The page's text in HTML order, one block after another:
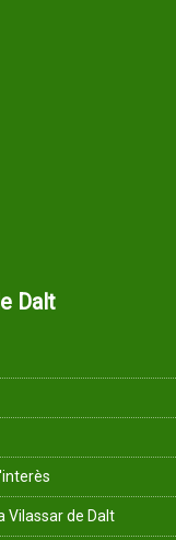
Dalt
Vilassar de Dalt